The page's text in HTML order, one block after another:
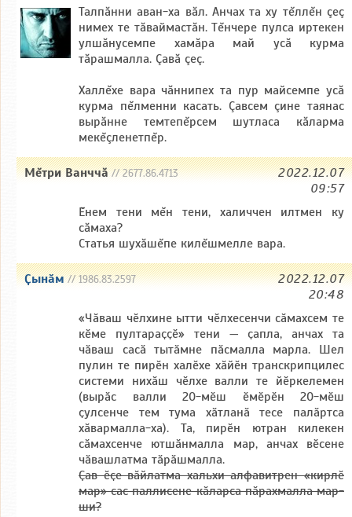
Талпăнни аван-ха вăл. Анчах та ху тĕллĕн çеç
нимех те тăваймастăн. Тĕнчере пулса иртекен
улшăнусемпе хамăра май усă курма
тăрашмалла. Çавă çеç.
Халлĕхе вара чăннипех та пур майсемпе усă
курма пĕлменни касать. Çавсем çине таянас
вырăнне темтепĕрсем шутласа кăларма
мекĕçленетпĕр.
Мĕтри Ванччă// 2677.86.4713
2022.12.07
09:57
Ĕнем тени мĕн тени, халиччен илтмен ку
сăмаха?
Статья шухăшĕпе килĕшмелле вара.
Ҫынӑм// 1986.83.2597
2022.12.07
20:48
«Чӑваш чӗлхине ытти чӗлхесенчи сӑмахсем те
кӗме пултараҫҫӗ» тени — ҫапла, анчах та
чӑваш сасӑ тытӑмне пӑсмалла марла. Шел
пулин те пирӗн халӗхе хӑйӗн транскрипцилес
системи нихӑш чӗлхе валли те йӗркелемен
(вырӑс валли 20-мӗш ӗмӗрӗн 20-мӗш
ҫулсенче тем тума хӑтланӑ тесе палӑртса
хӑвармалла-ха). Та, пирӗн ютран килекен
сӑмахсенче ютшӑнмалла мар, анчах вӗсене
чӑвашлатма тӑрӑшмалла.
Ҫав ӗҫе вӑйлатма хальхи алфавитрен «кирлӗ
мар» сас паллисене кӑларса пӑрахмалла мар-
ши?